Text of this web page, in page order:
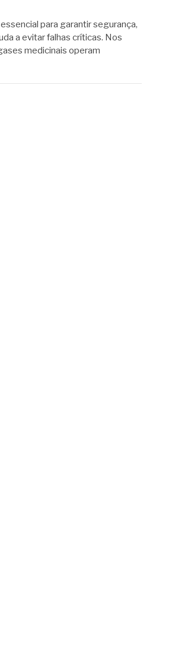
para garantir segurança,
a evitar falhas críticas. Nos
medicinais operam